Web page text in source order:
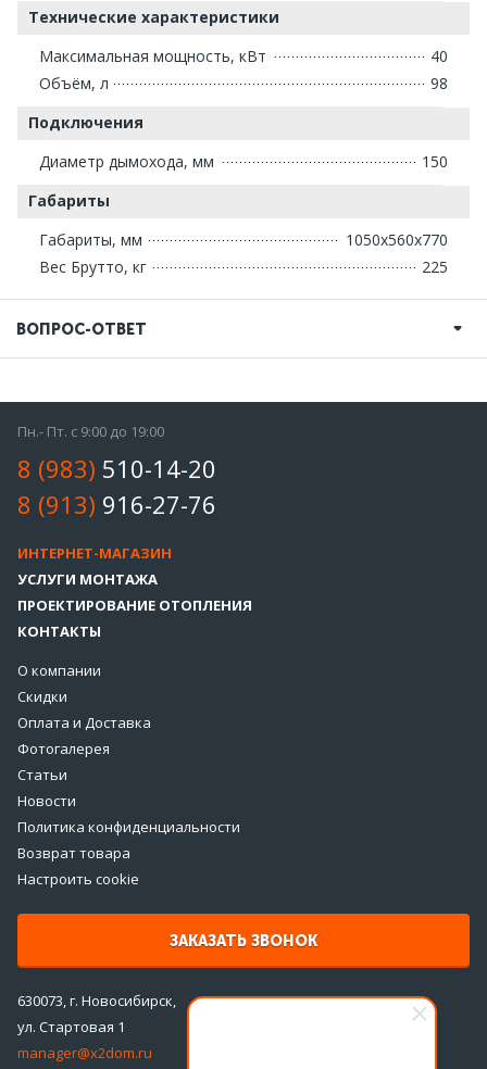
Технические характеристики
Максимальная мощность, кВт
40
Объём, л
98
Подключения
Диаметр дымохода, мм
150
Габариты
Габариты, мм
1050х560х770
Вес Брутто, кг
225
ВОПРОС-ОТВЕТ
Пн.- Пт. с 9:00 до 19:00
8 (983) 510-14-20
8 (913) 916-27-76
ИНТЕРНЕТ-МАГАЗИН
УСЛУГИ МОНТАЖА
ПРОЕКТИРОВАНИЕ ОТОПЛЕНИЯ
КОНТАКТЫ
О компании
Скидки
Оплата и Доставка
Фотогалерея
Статьи
Новости
Политика конфиденциальности
Возврат товара
Настроить cookie
ЗАКАЗАТЬ ЗВОНОК
630073, г. Новосибирск,
ул. Стартовая 1
manager@x2dom.ru